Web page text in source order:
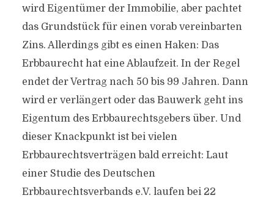
wird Eigentümer der Immobilie, aber pachtet
das Grundstück für einen vorab vereinbarten
Zins. Allerdings gibt es einen Haken: Das
Erbbaurecht hat eine Ablaufzeit. In der Regel
endet der Vertrag nach 50 bis 99 Jahren. Dann
wird er verlängert oder das Bauwerk geht ins
Eigentum des Erbbaurechtsgebers über. Und
dieser Knackpunkt ist bei vielen
Erbbaurechtsverträgen bald erreicht: Laut
einer Studie des Deutschen
Erbbaurechtsverbands e.V. laufen bei 22